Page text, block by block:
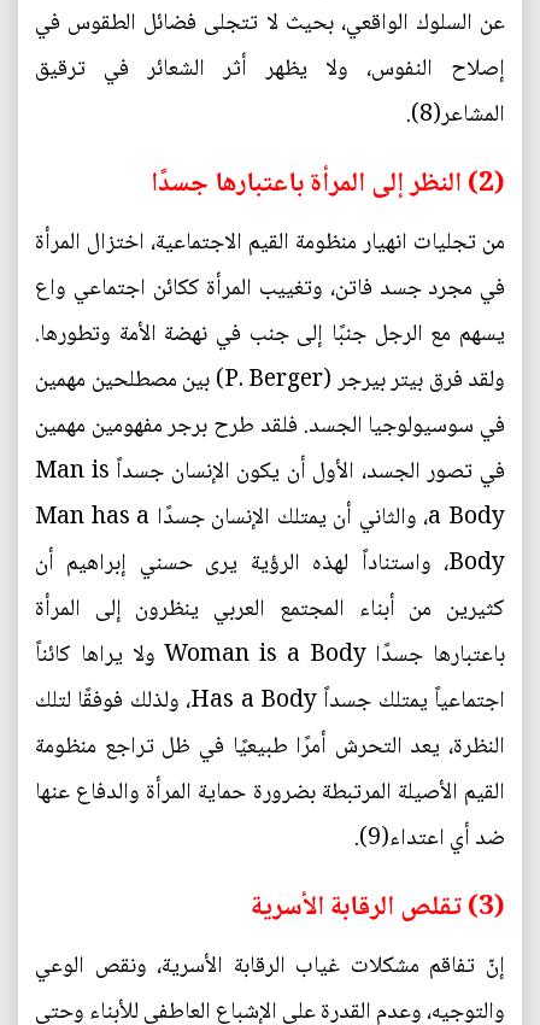
عن السلوك الواقعي، بحيث لا تتجلى فضائل الطقوس في
إصلاح النفوس، ولا يظهر أثر الشعائر في ترقيق
المشاعر(8).
(2) النظر إلى المرأة باعتبارها جسدًا
من تجليات انهيار منظومة القيم الاجتماعية، اختزال المرأة
في مجرد جسد فاتن، وتغييب المرأة ككائن اجتماعي واع
يسهم مع الرجل جنبًا إلى جنب في نهضة الأمة وتطورها.
ولقد فرق بيتر بيرجر (P. Berger) بين مصطلحين مهمين
في سوسيولوجيا الجسد. فلقد طرح برجر مفهومين مهمين
في تصور الجسد، الأول أن يكون الإنسان جسداً Man is
a Body، والثاني أن يمتلك الإنسان جسدًا Man has a
Body، واستناداً لهذه الرؤية يرى حسني إبراهيم أن
كثيرين من أبناء المجتمع العربي ينظرون إلى المرأة
باعتبارها جسدًا Woman is a Body ولا يراها كائناً
اجتماعياً يمتلك جسداً Has a Body، ولذلك فوفقًا لتلك
النظرة، يعد التحرش أمرًا طبيعيًا في ظل تراجع منظومة
القيم الأصيلة المرتبطة بضرورة حماية المرأة والدفاع عنها
ضد أي اعتداء(9).
(3) تقلص الرقابة الأسرية
إنّ تفاقم مشكلات غياب الرقابة الأسرية، ونقص الوعي
والتوجيه، وعدم القدرة على الإشباع العاطفي للأبناء وحتى